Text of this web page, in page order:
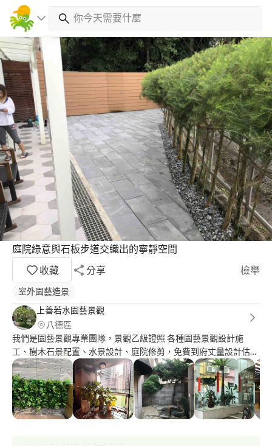
庭院綠意與石板步道交織出的寧靜空間
收藏
分享 檢舉
室外園藝造景
上善若水園藝景觀
八德區
我們是園藝景觀專業團隊，景觀乙級證照 各種園藝景觀設計施
工、樹木石景配置、水景設計、庭院修剪，免費到府丈量設計估
價。 依照現地狀況為每位業主做最符合、最優質的景觀，誠摯邀
請您一起解決您的煩惱。